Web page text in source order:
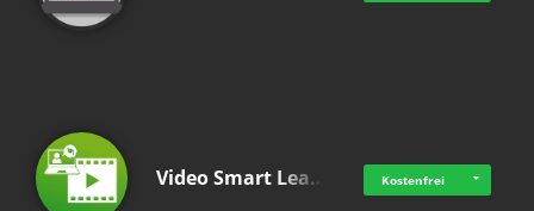
Video Smart Lea… Kostenfrei